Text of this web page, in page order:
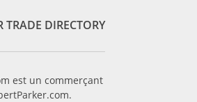
TRADE DIRECTORY
est un commerçant